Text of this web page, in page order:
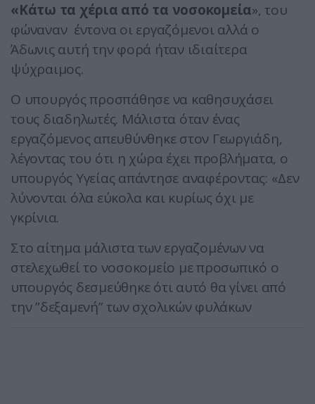
«Κάτω τα χέρια από τα νοσοκομεία», του
φώναναν έντονα οι εργαζόμενοι αλλά ο
Άδωνις αυτή την φορά ήταν ιδιαίτερα
ψύχραιμος.
Ο υπουργός προσπάθησε να καθησυχάσει
τους διαδηλωτές. Μάλιστα όταν ένας
εργαζόμενος απευθύνθηκε στον Γεωργιάδη,
λέγοντας του ότι η χώρα έχει προβλήματα, ο
υπουργός Υγείας απάντησε αναφέροντας: «Δεν
λύνονται όλα εύκολα και κυρίως όχι με
γκρίνια.
Στο αίτημα μάλιστα των εργαζομένων να
στελεχωθεί το νοσοκομείο με προσωπικό ο
υπουργός δεσμεύθηκε ότι αυτό θα γίνει από
την ”δεξαμενή” των σχολικών φυλάκων